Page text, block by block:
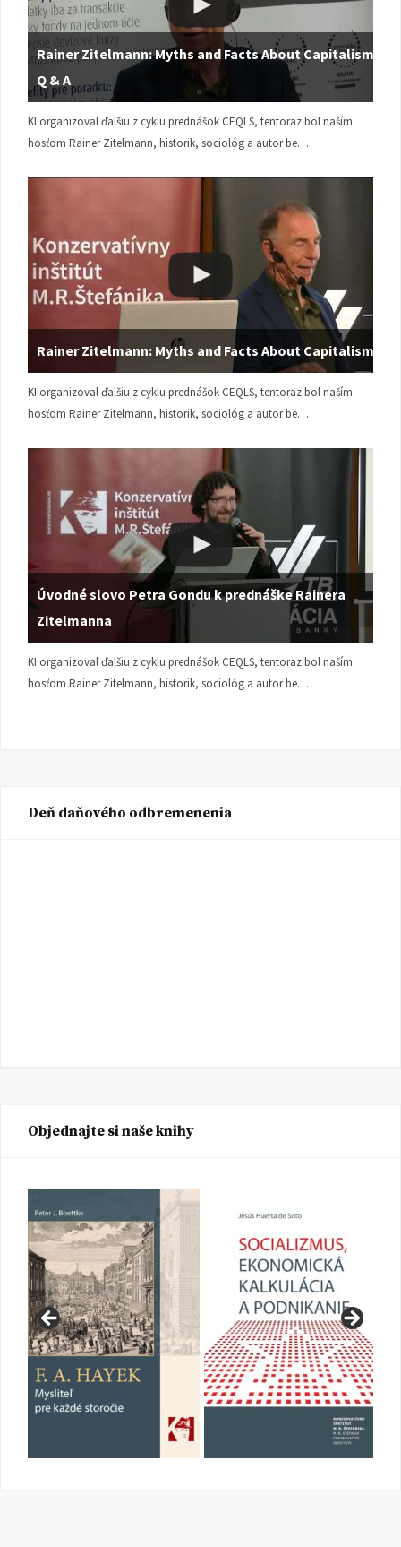
Rainer Zitelmann: Myths and Facts About Capitalism |
Q & A
KI organizoval ďalšiu z cyklu prednášok CEQLS, tentoraz bol naším
hosťom Rainer Zitelmann, historik, sociológ a autor be…
Rainer Zitelmann: Myths and Facts About Capitalism
KI organizoval ďalšiu z cyklu prednášok CEQLS, tentoraz bol naším
hosťom Rainer Zitelmann, historik, sociológ a autor be…
Úvodné slovo Petra Gondu k prednáške Rainera
Zitelmanna
KI organizoval ďalšiu z cyklu prednášok CEQLS, tentoraz bol naším
hosťom Rainer Zitelmann, historik, sociológ a autor be…
Deň daňového odbremenenia
Objednajte si naše knihy